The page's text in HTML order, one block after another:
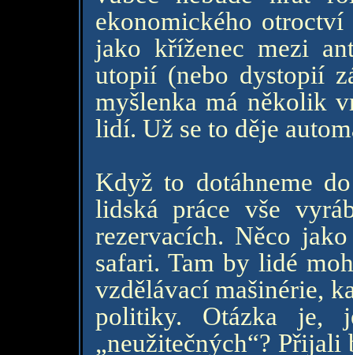
ekonomického
jako kříženec mezi
utopií (nebo dystopií
myšlenka má několik
lidí. Už se to děje
Když to dotáhneme
lidská práce vše
rezervacích. Něco
safari. Tam by lidé
vzdělávací mašinérie,
politiky. Otázka je,
„neužitečných“?